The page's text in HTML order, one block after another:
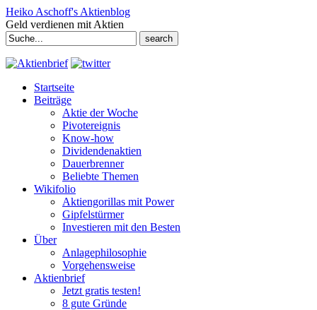
Heiko Aschoff's Aktienblog
Geld verdienen mit Aktien
Search
for:
Startseite
Beiträge
Aktie der Woche
Pivotereignis
Know-how
Dividendenaktien
Dauerbrenner
Beliebte Themen
Wikifolio
Aktiengorillas mit Power
Gipfelstürmer
Investieren mit den Besten
Über
Anlagephilosophie
Vorgehensweise
Aktienbrief
Jetzt gratis testen!
8 gute Gründe